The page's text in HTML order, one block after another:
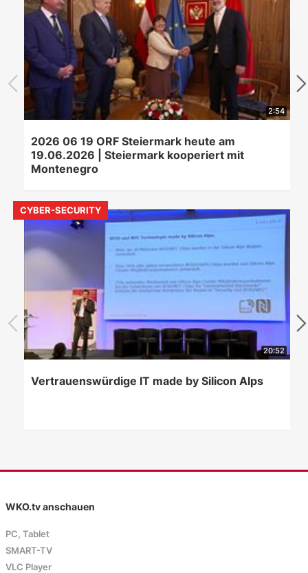
2:54
2026 06 19 ORF Steiermark heute am
19.06.2026 | Steiermark kooperiert mit
Montenegro
20:52
Vertrauenswürdige IT made by Silicon Alps
CYBER-SECURITY
WKO.tv anschauen
PC, Tablet
SMART-TV
VLC Player